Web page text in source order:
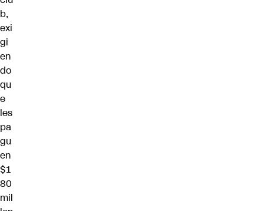
b,
exi
gi
en
do
qu
e
les
pa
gu
en
$1
80
mil